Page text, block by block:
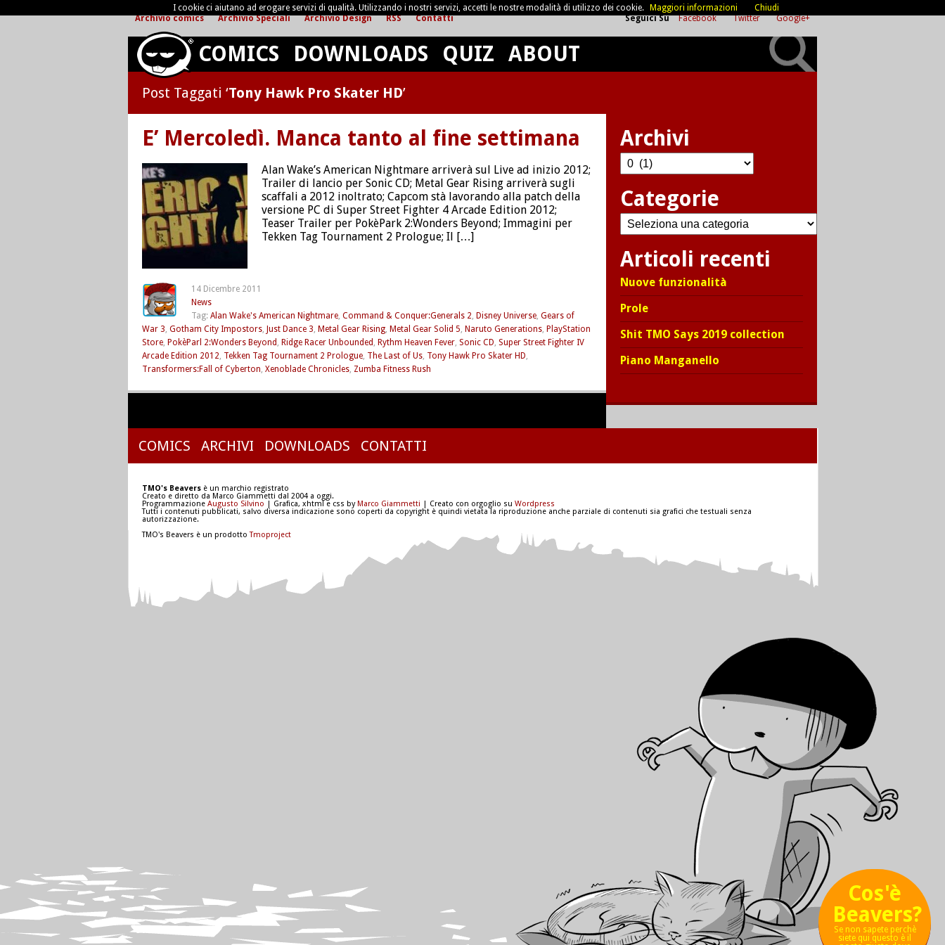
Cos'è
Beavers?
Se non sapete perchè
siete qui questo è il
Seguici Su Facebook Twitter Google+
Archivio comics Archivio Speciali Archivio Design RSS Contatti
COMICS DOWNLOADS QUIZ ABOUT
Post Taggati ‘Tony Hawk Pro Skater HD’
E’ Mercoledì. Manca tanto al fine settimana
Alan Wake’s American Nightmare arriverà sul Live ad inizio 2012;
Trailer di lancio per Sonic CD; Metal Gear Rising arriverà sugli
scaffali a 2012 inoltrato; Capcom stà lavorando alla patch della
versione PC di Super Street Fighter 4 Arcade Edition 2012;
Teaser Trailer per PokèPark 2:Wonders Beyond; Immagini per
Tekken Tag Tournament 2 Prologue; Il […]
14 Dicembre 2011
News
Tag: Alan Wake's American Nightmare, Command & Conquer:Generals 2, Disney Universe, Gears of
War 3, Gotham City Impostors, Just Dance 3, Metal Gear Rising, Metal Gear Solid 5, Naruto Generations, PlayStation
Store, PokèParl 2:Wonders Beyond , Ridge Racer Unbounded , Rythm Heaven Fever, Sonic CD, Super Street Fighter IV
Arcade Edition 2012, Tekken Tag Tournament 2 Prologue, The Last of Us, Tony Hawk Pro Skater HD,
Transformers:Fall of Cyberton, Xenoblade Chronicles, Zumba Fitness Rush
Archivi
Archivi
Categorie
Categorie
Articoli recenti
Nuove funzionalità
Prole
Shit TMO Says 2019 collection
Piano Manganello
COMICS ARCHIVI DOWNLOADS CONTATTI
TMO's Beavers è un marchio registrato
Creato e diretto da Marco Giammetti dal 2004 a oggi.
Programmazione Augusto Silvino | Grafica, xhtml e css byMarco Giammetti | Creato con orgoglio su Wordpress
Tutti i contenuti pubblicati, salvo diversa indicazione sono coperti da copyright è quindi vietata la riproduzione anche parziale di contenuti sia grafici che testuali senza
autorizzazione.
TMO's Beavers è un prodottoTmoproject
I cookie ci aiutano ad erogare servizi di qualità. Utilizzando i nostri servizi, accetti le nostre modalità di utilizzo dei cookie. Maggiori informazioni Chiudi